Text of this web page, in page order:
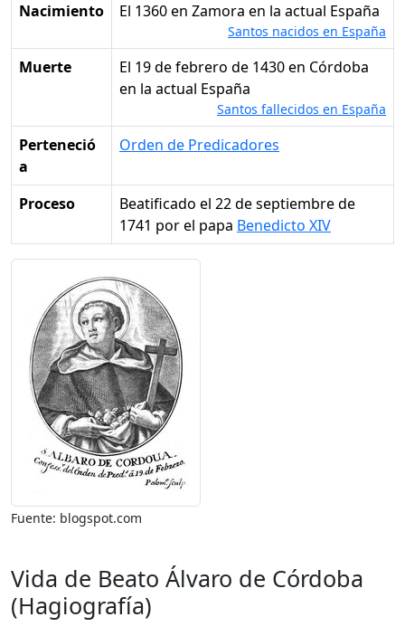
Nacimiento
el 1360 en Zamora en la actual España
Santos nacidos en España
Muerte
el 19 de febrero de 1430 en Córdoba
en la actual España
Santos fallecidos en España
Perteneció
a
Orden de Predicadores
Proceso
Beatificado el 22 de septiembre de
1741 por el papa Benedicto XIV
Fuente: blogspot.com
Vida de Beato Álvaro de Córdoba
(Hagiografía)